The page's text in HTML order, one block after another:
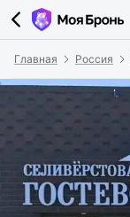
Главная Россия